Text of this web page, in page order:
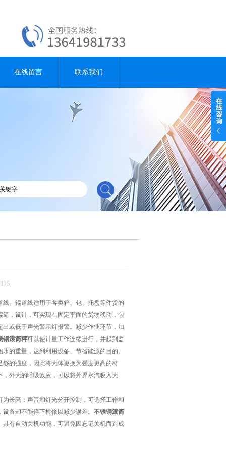
在线留言 联系我们
。辊道线适用于各类箱、包、托盘等件货的
，设计，可实现在固定平面的货物移动，包
或低于声光警示灯报警。减少作业环节，加
钢滚筒秤可以使计量工作连续进行，并起到监
的重量，达到利用设备、节省能源的目的。
够的强度，因此将壳体更换为强度更高的材
外壳的呼吸效应，可以将外界水汽吸入壳
长亮；声音和灯光分开控制，可选择工作和
备却不能停下检修以减少误差。 不锈钢滚筒
有自动关机功能，可避免因忘记关机而造成